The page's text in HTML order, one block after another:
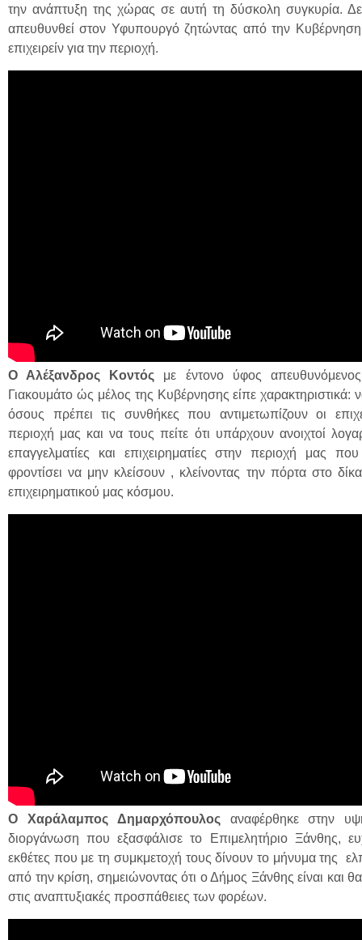
την ανάπτυξη της χώρας σε αυτή τη δύσκολη συγκυρία.
απευθυνθεί στον Υφυπουργό ζητώντας από την Κυβέρνηση
επιχειρείν για την περιοχή.
Ο Αλέξανδρος Κοντός με έντονο ύφος
Γιακουμάτο ώς μέλος της Κυβέρνησης είπε χαρακτηριστικά:
όσους πρέπει τις συνθήκες που αντιμετωπίζουν οι
περιοχή μας και να τους πείτε ότι υπάρχουν ανοιχτοί
επαγγελματίες και επιχειρηματίες στην περιοχή μας
φροντίσει να μην κλείσουν , κλείνοντας την πόρτα στο
επιχειρηματικού μας κόσμου.
Ο Χαράλαμπος Δημαρχόπουλοςαναφέρθηκε στην
διοργάνωση που εξασφάλισε το Επιμελητήριο Ξάνθης,
εκθέτες που με τη συμκμετοχή τους δίνουν το μήνυμα της
από την κρίση, σημειώνοντας ότι ο Δήμος Ξάνθης είναι και
στις αναπτυξιακές προσπάθειες των φορέων.